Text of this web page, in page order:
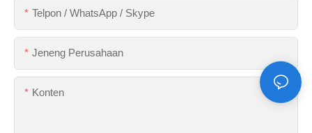
Telpon / WhatsApp / Skype
Jeneng Perusahaan
Konten